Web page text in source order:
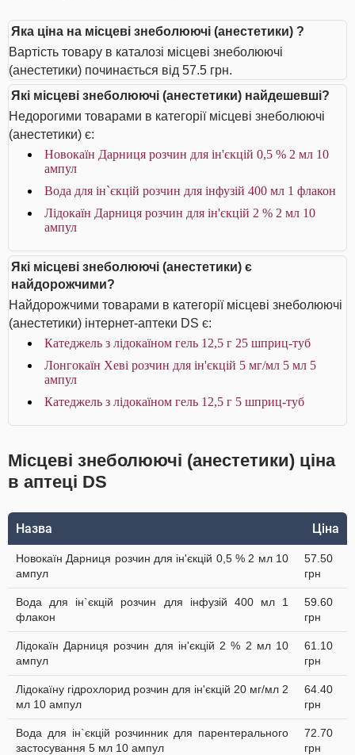
Яка ціна на місцеві знеболюючі (анестетики) ?
Вартість товару в каталозі місцеві знеболюючі
(анестетики) починається від 57.5 грн.
Які місцеві знеболюючі (анестетики) найдешевші?
Недорогими товарами в категорії місцеві знеболюючі
(анестетики) є:
Новокаїн Дарниця розчин для ін'єкцій 0,5 % 2 мл 10
ампул
Вода для ін`єкцій розчин для інфузій 400 мл 1 флакон
Лідокаїн Дарниця розчин для ін'єкцій 2 % 2 мл 10
ампул
Які місцеві знеболюючі (анестетики) є
найдорожчими?
Найдорожчими товарами в категорії місцеві знеболюючі
(анестетики) інтернет-аптеки DS є:
Катеджель з лідокаїном гель 12,5 г 25 шприц-туб
Лонгокаїн Хеві розчин для ін'єкцій 5 мг/мл 5 мл 5
ампул
Катеджель з лідокаїном гель 12,5 г 5 шприц-туб
Місцеві знеболюючі (анестетики) ціна
в аптеці DS
Назва Ціна
Новокаїн Дарниця розчин для ін'єкцій 0,5 % 2 мл 10
ампул
57.50
грн
Вода для ін`єкцій розчин для інфузій 400 мл 1
флакон
59.60
грн
Лідокаїн Дарниця розчин для ін'єкцій 2 % 2 мл 10
ампул
61.10
грн
Лідокаїну гідрохлорид розчин для ін'єкцій 20 мг/мл 2
мл 10 ампул
64.40
грн
Вода для ін`єкцій розчинник для парентерального
застосування 5 мл 10 ампул
72.70
грн